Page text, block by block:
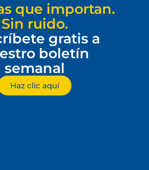
que importan.
Sin ruido.
gratis a
boletín
semanal
Haz clic aquí